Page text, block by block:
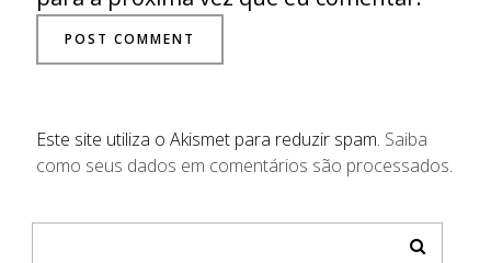
Este site utiliza o Akismet para reduzir spam. Saiba
como seus dados em comentários são processados.